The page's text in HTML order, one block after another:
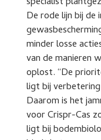
De rode lijn bij de
minder losse
van de manieren
oplost. “De
ligt bij verbetering
Daarom is het
voor Crispr-Cas
ligt bij